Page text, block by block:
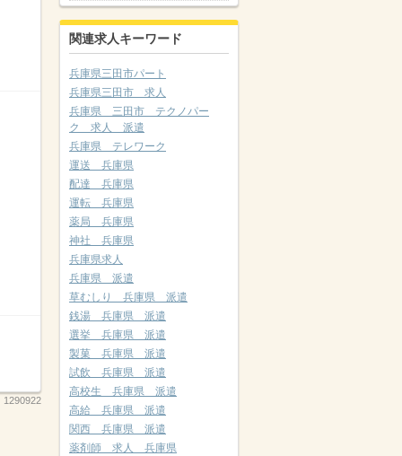
1290922
関連求人キーワード
兵庫県三田市パート
兵庫県三田市 求人
兵庫県 三田市 テクノパー
ク 求人 派遣
兵庫県 テレワーク
運送 兵庫県
配達 兵庫県
運転 兵庫県
薬局 兵庫県
神社 兵庫県
兵庫県求人
兵庫県 派遣
草むしり 兵庫県 派遣
銭湯 兵庫県 派遣
選挙 兵庫県 派遣
製菓 兵庫県 派遣
試飲 兵庫県 派遣
高校生 兵庫県 派遣
高給 兵庫県 派遣
関西 兵庫県 派遣
薬剤師 求人 兵庫県